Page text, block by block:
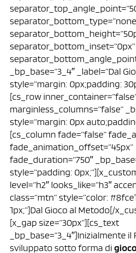
separator_bottom_inset=”0px”
_bp_base=”3_4″ _label=”Dal
style=”margin: 0px;padding:
[cs_row
marginless_columns=”false”
style=”margin: 0px
[cs_column fade=”false”
fade_animation_offset=”45px”
fade_duration=”750″
style=”padding:
level=”h2″ looks_like=”h3″
class=”mtn” style=”color:
1px;”]Dal Gioco al Metodo[/
[x_gap size=”30px”][cs_text
_bp_base=”3_4″]Inizialmente il
sviluppato sotto forma di